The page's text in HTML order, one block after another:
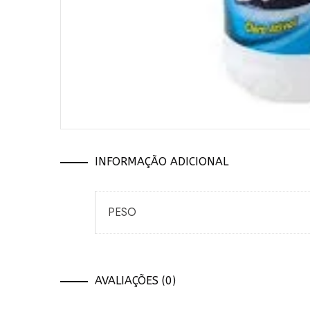
INFORMAÇÃO ADICIONAL
PESO
AVALIAÇÕES (0)